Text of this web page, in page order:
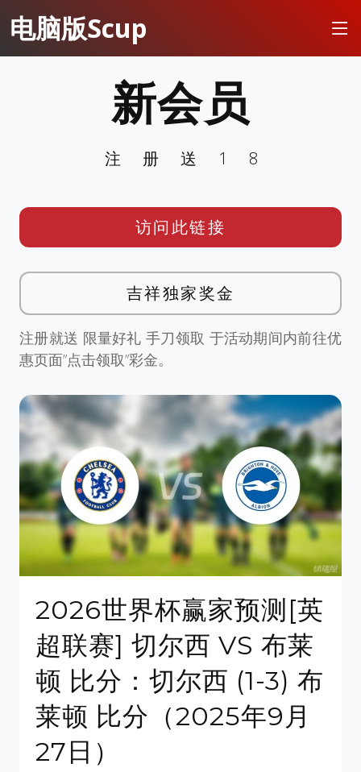
电脑版Scup
2026世界杯赢家预测[英
超联赛] 切尔西 VS 布莱
顿 比分：切尔西 (1-3) 布
莱顿 比分（2025年9月
27日）
新会员
注册送18
访问此链接
吉祥独家奖金
注册就送 限量好礼 手刀领取 于活动期间内前往优
惠页面”点击领取”彩金。